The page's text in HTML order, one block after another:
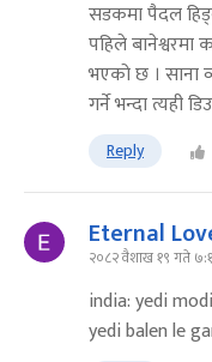
सडकमा पैदल
पहिले बानेश्वरमा
भएको छ । साना
गर्ने भन्दा त्यही
Reply
Eternal
२०८२ वैशाख १९ गते
india: yedi
yedi balen le